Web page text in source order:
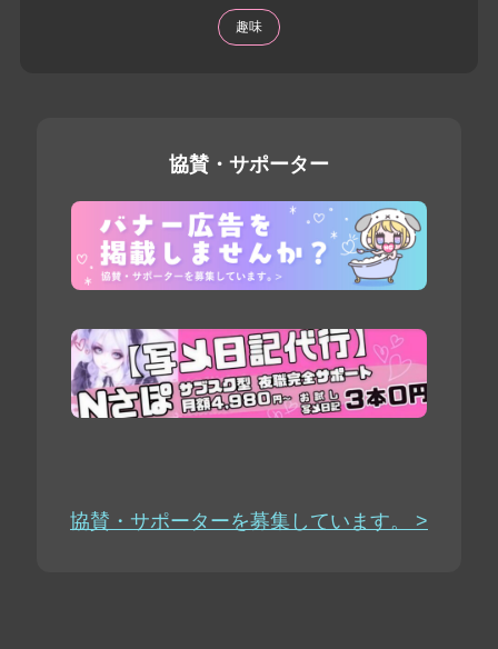
趣味
協賛・サポーター
協賛・サポーターを募集しています。 >